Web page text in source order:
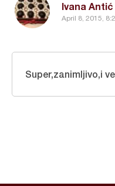
Ivana Antić
April 8, 2015,
Super,zanimljivo,i